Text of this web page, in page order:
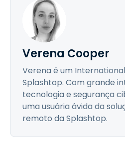
Verena Cooper
Verena é um
Splashtop. Com grande
tecnologia e segurança
uma usuária ávida da
remoto da Splashtop.